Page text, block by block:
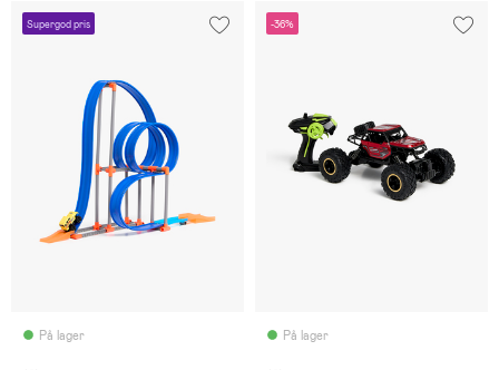
Supergod pris
På lager
-36%
På lager